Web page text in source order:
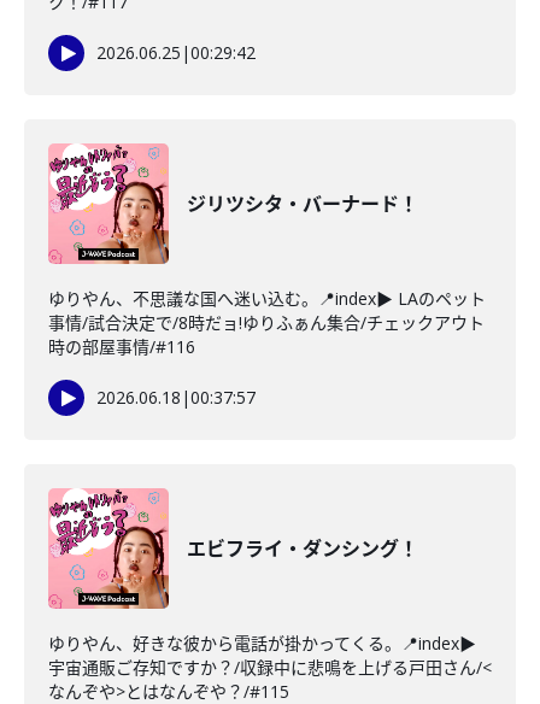
2026.06.25 |00:29:42
ジリツシタ・バーナード！
ゆりやん、不思議な国へ迷い込む。📍index▶ LAのペット
事情/試合決定で/8時だョ!ゆりふぁん集合/チェックアウト
時の部屋事情/#116
2026.06.18 |00:37:57
エビフライ・ダンシング！
ゆりやん、好きな彼から電話が掛かってくる。📍index▶
宇宙通販ご存知ですか？/収録中に悲鳴を上げる戸田さん/<
なんぞや>とはなんぞや？/#115